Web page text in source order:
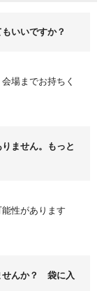
いいですか？
場までお持ちく
ません。もっと
性があります
せんか？ 袋に入